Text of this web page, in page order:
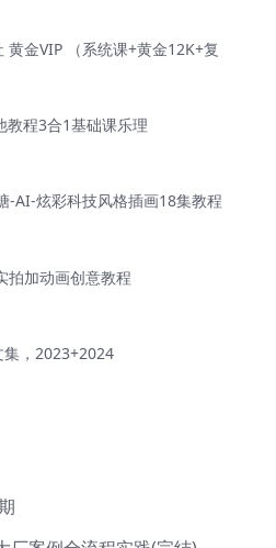
黄金VIP （系统课+黄金12K+复
教程3合1基础课乐理
-AI-炫彩科技风格插画18集教程
拍加动画创意教程
，2023+2024